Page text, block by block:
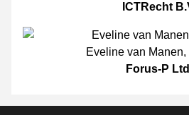
ICTRecht
Eveline van Manen,
Forus-P